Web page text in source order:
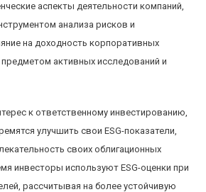
аспекты деятельности компаний,
анализа рисков и
на доходность корпоративных
предметом активных исследований и
к ответственному инвестированию,
улучшить свои ESG-показатели,
своих облигационных
инвесторы используют ESG-оценки при
рассчитывая на более устойчивую